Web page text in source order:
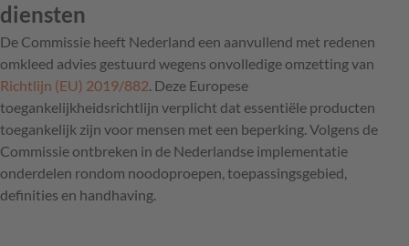
diensten
De Commissie heeft Nederland een aanvullend met redenen
omkleed advies gestuurd wegens onvolledige omzetting van
Richtlijn (EU) 2019/882 . Deze Europese
toegankelijkheidsrichtlijn verplicht dat essentiële producten
toegankelijk zijn voor mensen met een beperking. Volgens de
Commissie ontbreken in de Nederlandse implementatie
onderdelen rondom noodoproepen, toepassingsgebied,
definities en handhaving.